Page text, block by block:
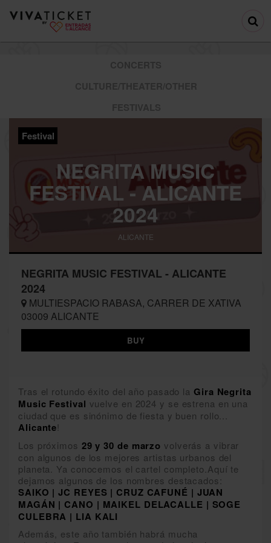
Festival
NEGRITA MUSIC
FESTIVAL - ALICANTE
2024
ALICANTE
NEGRITA MUSIC FESTIVAL - ALICANTE
2024
MULTIESPACIO RABASA, CARRER DE XATIVA
03009 ALICANTE
BUY
Tras el rotundo éxito del año pasado la Gira Negrita
Music Festival vuelve en 2024 y se estrena en una
ciudad que es sinónimo de fiesta y buen rollo...
Alicante
Los próximos 29 y 30 de marzo volverás a vibrar
con algunos de los mejores artistas urbanos del
planeta. Ya conocemos el cartel completo.Aquí te
dejamos algunos de los nombres destacados:
SAIKO | JC REYES | CRUZ CAFUNÉ | JUAN
MAGÁN | CANO | MAIKEL DELACALLE | SOGE
CULEBRA | LIA KALI
Además, este año también habrá mucha